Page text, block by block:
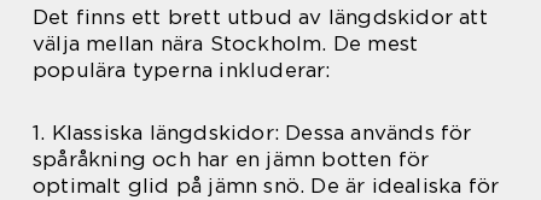
Det finns ett brett utbud av längdskidor att
välja mellan nära Stockholm. De mest
populära typerna inkluderar:
1. Klassiska längdskidor: Dessa används för
spåråkning och har en jämn botten för
optimalt glid på jämn snö. De är idealiska för